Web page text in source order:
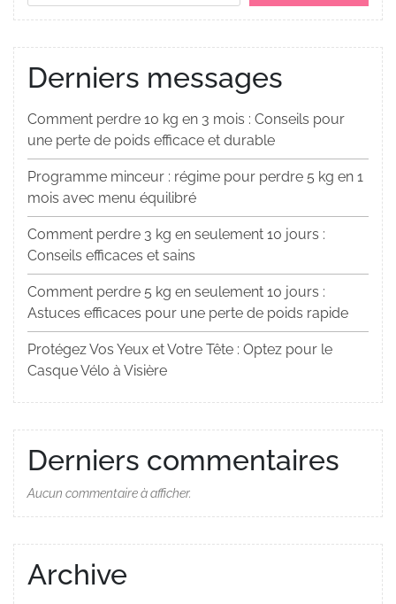
Derniers messages
Comment perdre 10 kg en 3 mois : Conseils pour
une perte de poids efficace et durable
Programme minceur : régime pour perdre 5 kg en 1
mois avec menu équilibré
Comment perdre 3 kg en seulement 10 jours :
Conseils efficaces et sains
Comment perdre 5 kg en seulement 10 jours :
Astuces efficaces pour une perte de poids rapide
Protégez Vos Yeux et Votre Tête : Optez pour le
Casque Vélo à Visière
Derniers commentaires
Aucun commentaire à afficher.
Archive